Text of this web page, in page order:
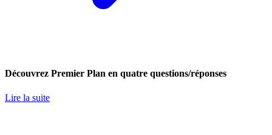
Découvrez Premier Plan en quatre questions/réponses
Lire la suite